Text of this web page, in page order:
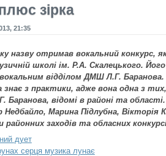
зірка
21:35
назву отримав вокальний конкурс,
школі ім. Р.А. Скалецького.
вокальним відділом ДМШ Л.Г.
знає з практики, адже вона одна з
Баранова, відомі в районі та
Недбайло, Марина Підлубна, Вікторія
районних заходів та обласних
дует
серця музика лунає